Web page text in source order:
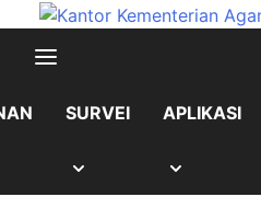
content
content
SURVEI APLIKASI